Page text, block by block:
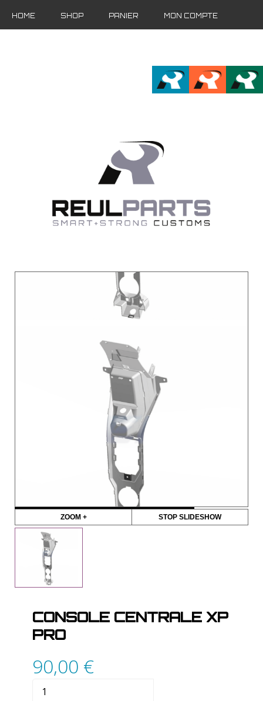
HOME SHOP PANIER MON COMPTE
ZOOM + STOP SLIDESHOW
CONSOLE CENTRALE XP
PRO
90,00 €